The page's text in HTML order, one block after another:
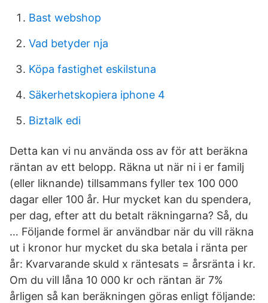
Bast webshop
Vad betyder nja
Köpa fastighet eskilstuna
Säkerhetskopiera iphone 4
Biztalk edi
Detta kan vi nu använda oss av för att beräkna
räntan av ett belopp. Räkna ut när ni i er familj
(eller liknande) tillsammans fyller tex 100 000
dagar eller 100 år. Hur mycket kan du spendera,
per dag, efter att du betalt räkningarna? Så, du
… Följande formel är användbar när du vill räkna
ut i kronor hur mycket du ska betala i ränta per
år: Kvarvarande skuld x räntesats = årsränta i kr.
Om du vill låna 10 000 kr och räntan är 7%
årligen så kan beräkningen göras enligt följande: